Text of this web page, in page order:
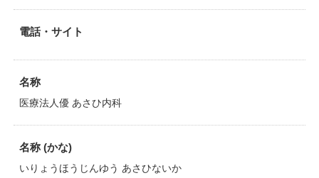
電話・サイト
名称
医療法人優 あさひ内科
名称 (かな)
いりょうほうじんゆう あさひないか